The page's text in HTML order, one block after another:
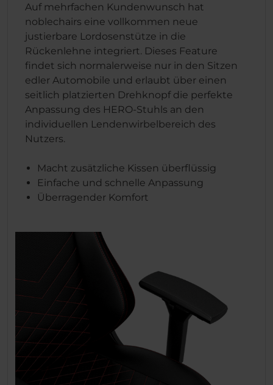
Auf mehrfachen Kundenwunsch hat
noblechairs eine vollkommen neue
justierbare Lordosenstütze in die
Rückenlehne integriert. Dieses Feature
findet sich normalerweise nur in den Sitzen
edler Automobile und erlaubt über einen
seitlich platzierten Drehknopf die perfekte
Anpassung des HERO-Stuhls an den
individuellen Lendenwirbelbereich des
Nutzers.
Macht zusätzliche Kissen überflüssig
Einfache und schnelle Anpassung
Überragender Komfort